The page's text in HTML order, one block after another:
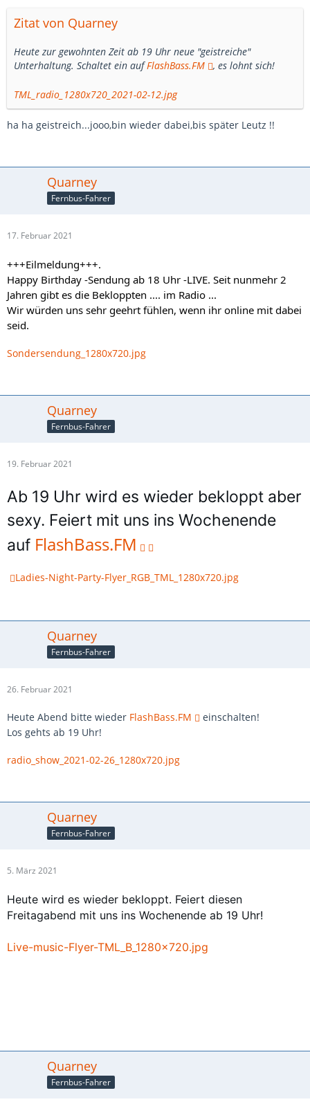
Zitat von Quarney
Heute zur gewohnten Zeit ab 19 Uhr neue "geistreiche"
Unterhaltung. Schaltet ein aufFlashBass.FM , es lohnt sich!
TML_radio_1280x720_2021-02-12.jpg
ha ha geistreich...jooo,bin wieder dabei,bis später Leutz !!
Quarney
Fernbus-Fahrer
17. Februar 2021
+++Eilmeldung+++.
Happy Birthday -Sendung ab 18 Uhr -LIVE. Seit nunmehr 2
Jahren gibt es die Bekloppten .... im Radio ...
Wir würden uns sehr geehrt fühlen, wenn ihr online mit dabei
seid.
Sondersendung_1280x720.jpg
Quarney
Fernbus-Fahrer
19. Februar 2021
Ab 19 Uhr wird es wieder bekloppt aber
sexy. Feiert mit uns ins Wochenende
auf FlashBass.FM
Ladies-Night-Party-Flyer_RGB_TML_1280x720.jpg
Quarney
Fernbus-Fahrer
26. Februar 2021
Heute Abend bitte wieder FlashBass.FM
einschalten!
Los gehts ab 19 Uhr!
radio_show_2021-02-26_1280x720.jpg
Quarney
Fernbus-Fahrer
5. März 2021
Heute wird es wieder bekloppt. Feiert diesen
Freitagabend mit uns ins Wochenende ab 19 Uhr!
Live-music-Flyer-TML_B_1280x720.jpg
Quarney
Fernbus-Fahrer